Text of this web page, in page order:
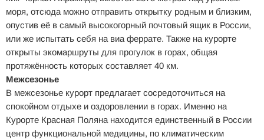
моря, отсюда можно отправить открытку родным и близким,
опустив её в самый высокогорный почтовый ящик в России,
или же испытать себя на виа феррате. Также на курорте
открыты экомаршруты для прогулок в горах, общая
протяжённость которых составляет 40 км.
Межсезонье
В межсезонье курорт предлагает сосредоточиться на
спокойном отдыхе и оздоровлении в горах. Именно на
Курорте Красная Поляна находится единственный в России
центр функциональной медицины, по климатическим